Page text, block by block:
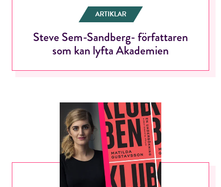
ARTIKLAR
Steve Sem-Sandberg- författaren
som kan lyfta Akademien